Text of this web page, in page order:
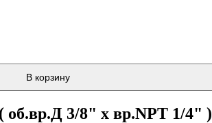
В корзину
об.вр.Д 3/8" x вр.NPT 1/4" )